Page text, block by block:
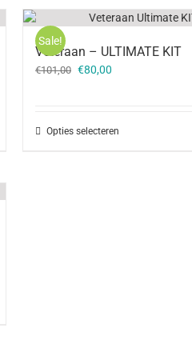
Sale!
Veteraan – ULTIMATE KIT
€101,00 Oorspronkelijke
€80,00
Opties selecteren